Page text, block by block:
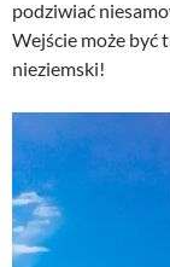
podziwiać
Wejście może być
nieziemski!